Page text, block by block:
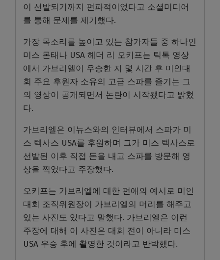
이 선발되기까지 편파적이었다고 소셜미디어
를 통해 문제를 제기했다.
가장 목소리를 높이고 있는 참가자들 중 하나인
미스 몬태나 USA 헤더 리 오키프는 틱톡 영상
에서 가브리엘이 우승한 지 몇 시간 후 미인대
회 주요 후원자 소유의 고급 스파를 즐기는 그
의 영상이 공개되면서 논란이 시작됐다고 밝혔
다.
가브리엘은 이뉴스와의 인터뷰에서 스파가 미
스 텍사스 USA를 후원하며 그가 미스 텍사스로
선발된 이후 직접 돈을 내고 스파를 방문해 영
상을 찍었다고 주장했다.
오키프는 가브리엘에 대한 편애의 예시로 미인
대회 조직위원장이 가브리엘의 머리를 해주고
있는 사진도 있다고 말했다. 가브리엘은 이런
주장에 대해 이 사진은 대회 전이 아니라 미스
USA 우승 후에 촬영한 것이라고 반박했다.